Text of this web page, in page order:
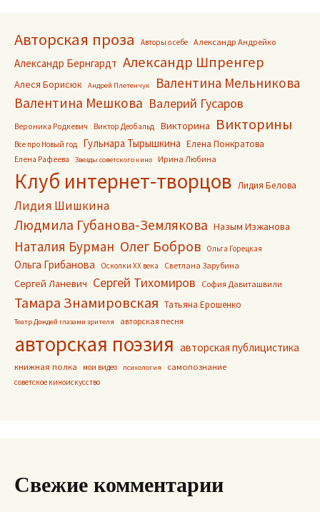
Авторская проза Авторы о себе Александр Андрейко
Александр Бернгардт Александр Шпренгер
Алеся Борисюк Андрей Плетенчук
Валентина Мельникова
Валентина Мешкова Валерий Гусаров
Вероника Родкевич Виктор Деобальд Викторина Викторины
Все про Новый год Гульнара Тырышкина Елена Понкратова
Елена Рафеева Звезды советского кино Ирина Любина
Клуб интернет-творцов Лидия Белова
Лидия Шишкина
Людмила Губанова-Землякова Назым Изжанова
Наталия Бурман Олег Бобров Ольга Горецкая
Ольга Грибанова Осколки ХХ века Светлана Зарубина
Сергей Ланевич Сергей Тихомиров София Давиташвили
Тамара Знамировская Татьяна Ерошенко
Театр Дождей глазами зрителя авторская песня
авторская поэзия авторская публицистика
книжная полка мои видео психология самопознание
советское киноискусство
Свежие комментарии